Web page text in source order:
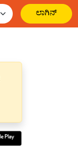
ಲಾಗಿನ್